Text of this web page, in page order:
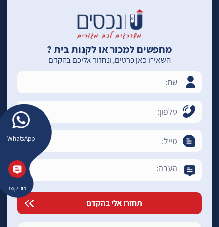
WhatsApp
צור קשר
מחפשים למכור או לקנות בית ?
השאירו כאן פרטים, ונחזור אליכם בהקדם